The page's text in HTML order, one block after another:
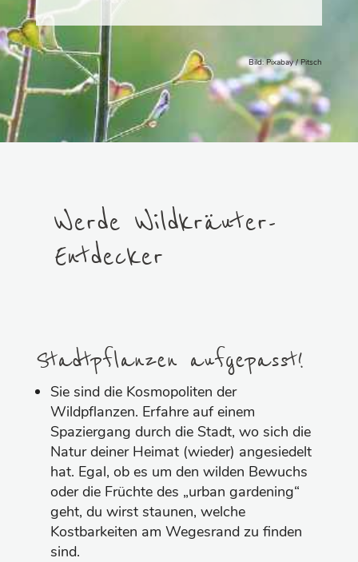
Bild: Pixabay / Pitsch
Werde Wildkräuter-
Entdecker
Stadtpflanzen aufgepasst!
Sie sind die Kosmopoliten der
Wildpflanzen. Erfahre auf einem
Spaziergang durch die Stadt, wo sich die
Natur deiner Heimat (wieder) angesiedelt
hat. Egal, ob es um den wilden Bewuchs
oder die Früchte des „urban gardening“
geht, du wirst staunen, welche
Kostbarkeiten am Wegesrand zu finden
sind.